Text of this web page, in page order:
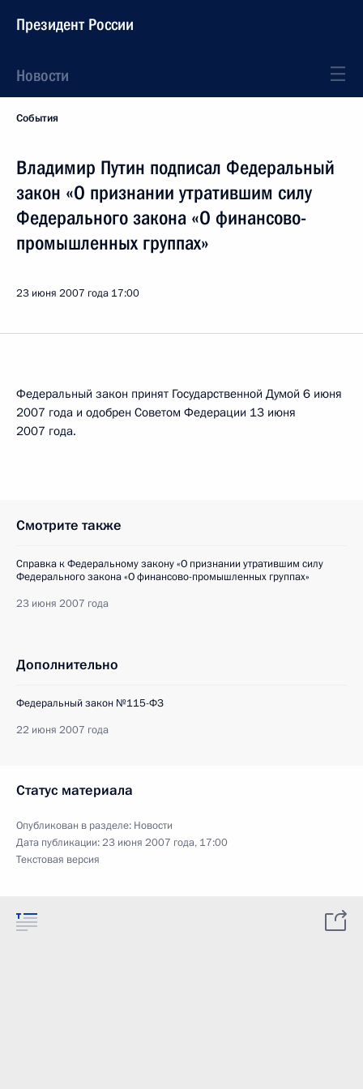
Президент России
Новости
События
Владимир Путин подписал Федеральный
закон «О признании утратившим силу
Федерального закона «О финансово-
промышленных группах»
23 июня 2007 года 17:00
Федеральный закон принят Государственной Думой 6 июня
2007 года и одобрен Советом Федерации 13 июня
2007 года.
Смотрите также
Справка к Федеральному закону «О признании утратившим силу
Федерального закона «О финансово-промышленных группах»
23 июня 2007 года
Дополнительно
Федеральный закон №115-ФЗ
22 июня 2007 года
Статус материала
Опубликован в разделе: Новости
Дата публикации:23 июня 2007 года, 17:00
Текстовая версия